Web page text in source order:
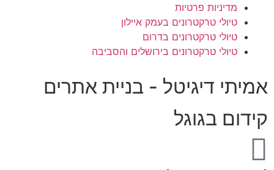
מדיניות פרטיות
טיולי טרקטרונים בעמק איילון
טיולי טרקטרונים בדרום
טיולי טרקטרונים בירושלים והסביבה
אמיתי דיגיטל - בניית אתרים
קידום בגוגל